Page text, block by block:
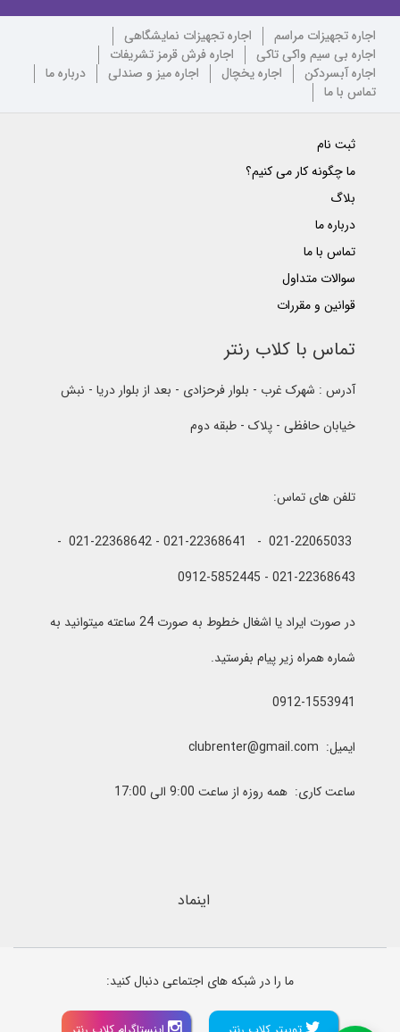
اجاره تجهیزات مراسم
اجاره تجهیزات نمایشگاهی
اجاره بی سیم واکی تاکی
اجاره فرش قرمز تشریفات
اجاره آبسردکن
اجاره یخچال اجاره میز و صندلی
درباره ما
تماس با ما
ثبت نام
ما چگونه کار می کنیم؟
بلاگ
درباره ما
تماس با ما
سوالات متداول
قوانین و مقررات
تماس با کلاب رنتر
آدرس : شهرک غرب - بلوار فرحزادی - بعد از بلوار دریا - نبش
خیابان حافظی - پلاک - طبقه دوم
تلفن های تماس:
021-22065033 - 021-22368641 - 021-22368642 -
021-22368643 - 0912-5852445
در صورت ایراد یا اشغال خطوط به صورت 24 ساعته میتوانید به
شماره همراه زیر پیام بفرستید.
0912-1553941
ایمیل: clubrenter@gmail.com
ساعت کاری: همه روزه از ساعت 9:00 الی 17:00
اینماد
ما را در شبکه های اجتماعی دنبال کنید: